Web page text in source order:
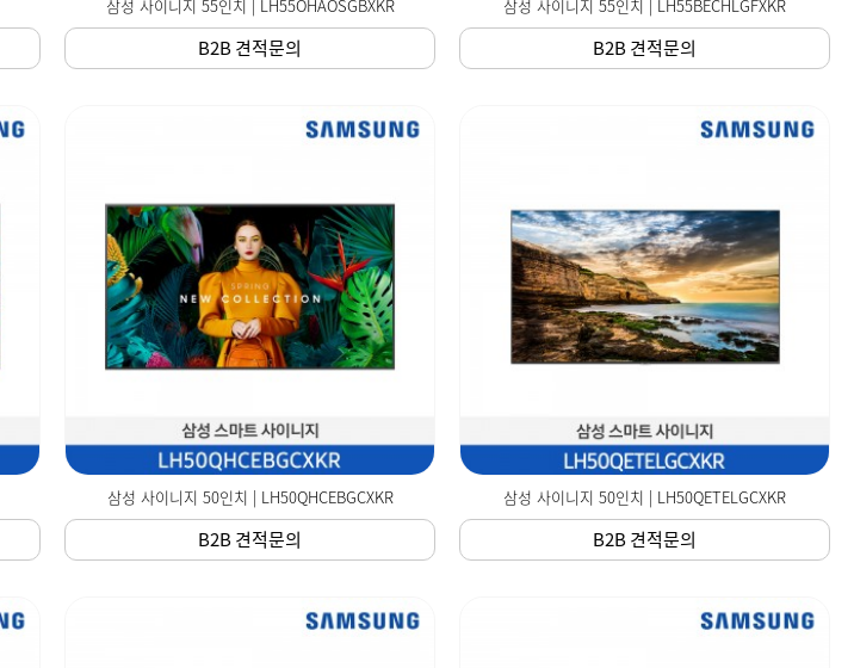
삼성 사이니지 55인치 | LH55OHAOSGBXKR
B2B 견적문의
삼성 사이니지 55인치 | LH55BECHLGFXKR
B2B 견적문의
삼성 사이니지 50인치 | LH50QHCEBGCXKR
B2B 견적문의
삼성 사이니지 50인치 | LH50QETELGCXKR
B2B 견적문의